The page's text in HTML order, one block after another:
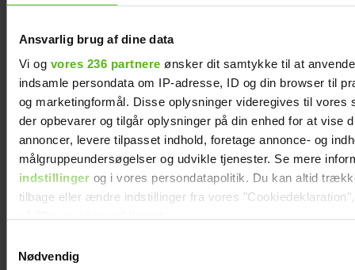
Ansvarlig brug af dine data
Vi og vores 236 partnere ønsker dit samtykke til at
indsamle persondata om IP-adresse, ID og din browser til
og marketingformål. Disse oplysninger videregives til vores
der opbevarer og tilgår oplysninger på din enhed for at vise
annoncer, levere tilpasset indhold, foretage annonce- og
målgruppeundersøgelser og udvikle tjenester. Se mere
indstillingerog i vores persondatapolitik. Du kan altid
tilbage eller ændre indstillinger fra vores
Dine valg anvendes på hele websitet.
Nødvendig